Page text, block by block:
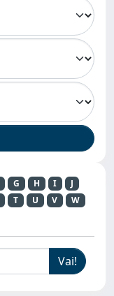
G H I
J
T U V
W